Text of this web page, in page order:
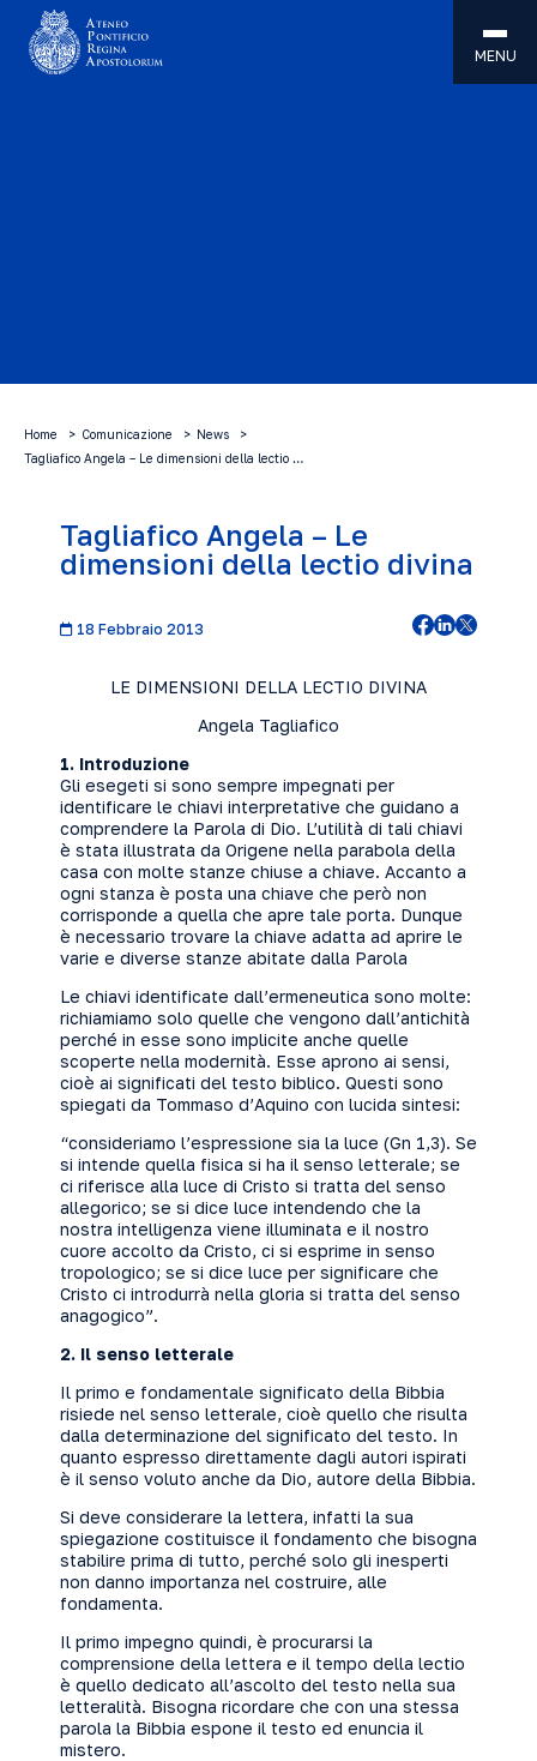
MENU
Home Comunicazione
News
Tagliafico Angela – Le dimensioni della lectio …
Tagliafico Angela – Le
dimensioni della lectio divina
18 Febbraio 2013
LE DIMENSIONI DELLA LECTIO DIVINA
Angela Tagliafico
1. Introduzione
Gli esegeti si sono sempre impegnati per
identificare le chiavi interpretative che guidano a
comprendere la Parola di Dio. L’utilità di tali chiavi
è stata illustrata da Origene nella parabola della
casa con molte stanze chiuse a chiave. Accanto a
ogni stanza è posta una chiave che però non
corrisponde a quella che apre tale porta. Dunque
è necessario trovare la chiave adatta ad aprire le
varie e diverse stanze abitate dalla Parola
Le chiavi identificate dall’ermeneutica sono molte:
richiamiamo solo quelle che vengono dall’antichità
perché in esse sono implicite anche quelle
scoperte nella modernità. Esse aprono ai sensi,
cioè ai significati del testo biblico. Questi sono
spiegati da Tommaso d’Aquino con lucida sintesi:
“consideriamo l’espressione sia la luce (Gn 1,3). Se
si intende quella fisica si ha il senso letterale; se
ci riferisce alla luce di Cristo si tratta del senso
allegorico; se si dice luce intendendo che la
nostra intelligenza viene illuminata e il nostro
cuore accolto da Cristo, ci si esprime in senso
tropologico; se si dice luce per significare che
Cristo ci introdurrà nella gloria si tratta del senso
anagogico”.
2. Il senso letterale
Il primo e fondamentale significato della Bibbia
risiede nel senso letterale, cioè quello che risulta
dalla determinazione del significato del testo. In
quanto espresso direttamente dagli autori ispirati
è il senso voluto anche da Dio, autore della Bibbia.
Si deve considerare la lettera, infatti la sua
spiegazione costituisce il fondamento che bisogna
stabilire prima di tutto, perché solo gli inesperti
non danno importanza nel costruire, alle
fondamenta.
Il primo impegno quindi, è procurarsi la
comprensione della lettera e il tempo della lectio
è quello dedicato all’ascolto del testo nella sua
letteralità. Bisogna ricordare che con una stessa
parola la Bibbia espone il testo ed enuncia il
mistero.